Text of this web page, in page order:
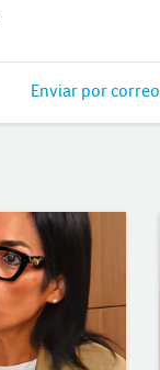
Enviar por correo